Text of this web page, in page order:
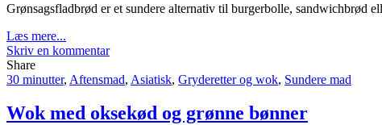
Grønsagsfladbrød er et sundere alternativ til burgerbolle, sandwichbrød
Læs mere...
Skriv en kommentar
Share
30 minutter, Aftensmad, Asiatisk, Gryderetter og wok, Sundere mad
Wok med oksekød og grønne bønner